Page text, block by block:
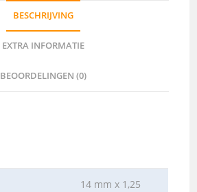
BESCHRIJVING
EXTRA INFORMATIE
BEOORDELINGEN (0)
14 mm x 1,25